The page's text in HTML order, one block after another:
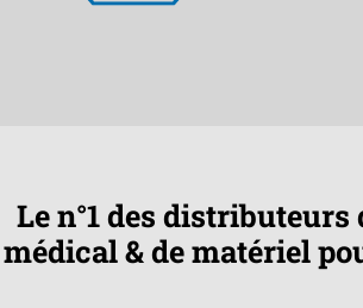
Le n°1 des
médical & de matériel